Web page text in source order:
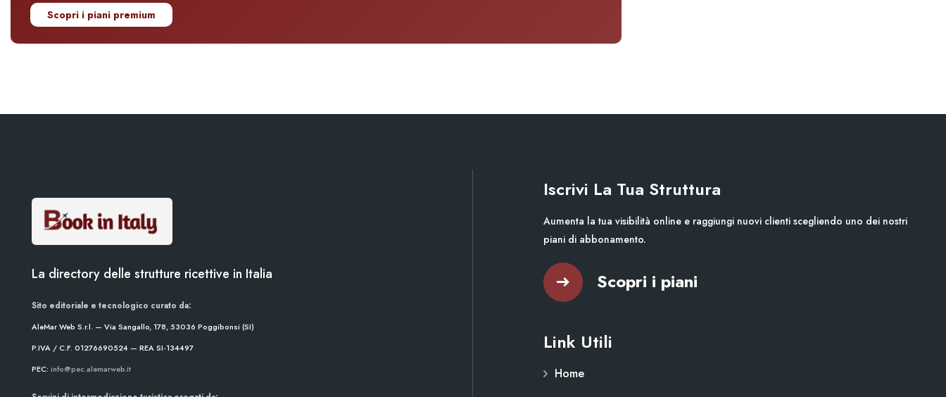
Scopri i piani premium
La directory delle strutture ricettive in Italia
Sito editoriale e tecnologico curato da:
AleMar Web S.r.l. — Via Sangallo, 178, 53036 Poggibonsi (SI)
P.IVA / C.F. 01276690524 — REA SI-134497
PEC: info@pec.alemarweb.it
Iscrivi La Tua Struttura
Aumenta la tua visibilità online e raggiungi nuovi clienti scegliendo uno dei nostri
piani di abbonamento.
Scopri i piani
Link Utili
Home